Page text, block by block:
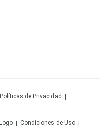
Políticas de Privacidad
Condiciones de Uso